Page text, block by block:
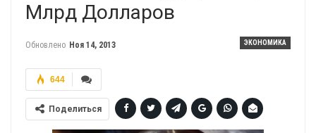
Млрд Долларов
ЭКОНОМИКА
Обновлено Ноя 14, 2013
644
Поделиться